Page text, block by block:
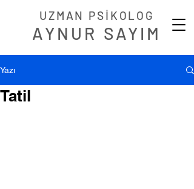
UZMAN PSİKOLOG
AYNUR SAYIM
Yazı
Tatil